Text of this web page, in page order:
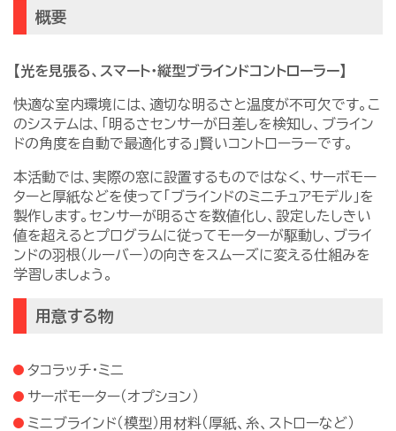
概要
【光を見張る、スマート・縦型ブラインドコントローラー】
快適な室内環境には、適切な明るさと温度が不可欠です。こ
のシステムは、「明るさセンサーが日差しを検知し、ブライン
ドの角度を自動で最適化する」賢いコントローラーです。
本活動では、実際の窓に設置するものではなく、サーボモー
ターと厚紙などを使って「ブラインドのミニチュアモデル」を
製作します。センサーが明るさを数値化し、設定したしきい
値を超えるとプログラムに従ってモーターが駆動し、ブライ
ンドの羽根（ルーバー）の向きをスムーズに変える仕組みを
学習しましょう。
用意する物
タコラッチ・ミニ
サーボモーター（オプション）
ミニブラインド（模型）用材料（厚紙、糸、ストローなど）